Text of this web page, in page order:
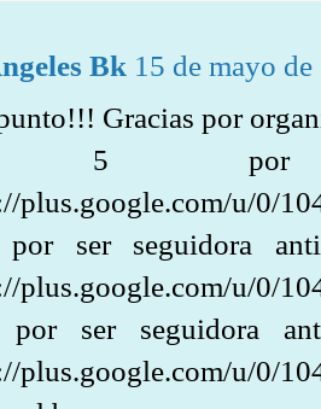
Bk 15 de mayo
Gracias por
por
plus.google.com/u/0/
ser seguidora
plus.google.com/u/0/
ser seguidora
plus.google.com/u/0/